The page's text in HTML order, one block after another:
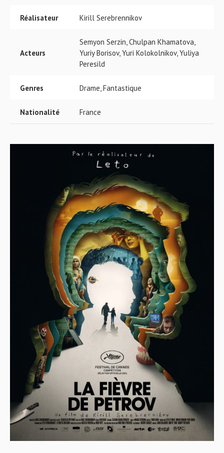
Réalisateur Kirill Serebrennikov
Acteurs
Semyon Serzin, Chulpan Khamatova,
Yuriy Borisov, Yuri Kolokolnikov, Yuliya
Peresild
Genres Drame, Fantastique
Nationalité France